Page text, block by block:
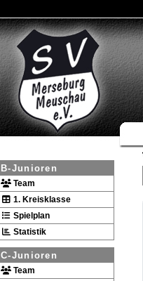
B-Junioren
Team
1. Kreisklasse
Spielplan
Statistik
C-Junioren
Team